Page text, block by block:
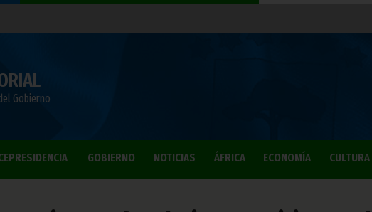
Gobierno
GOBIERNO NOTICIAS ÁFRICA ECONOMÍA CULTURA